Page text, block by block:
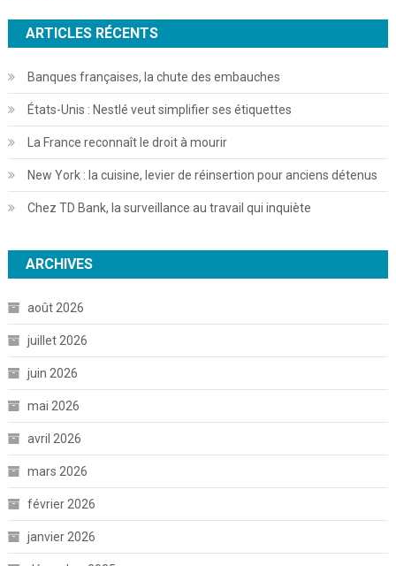
ARTICLES RÉCENTS
Banques françaises, la chute des embauches
États-Unis : Nestlé veut simplifier ses étiquettes
La France reconnaît le droit à mourir
New York : la cuisine, levier de réinsertion pour anciens détenus
Chez TD Bank, la surveillance au travail qui inquiète
ARCHIVES
août 2026
juillet 2026
juin 2026
mai 2026
avril 2026
mars 2026
février 2026
janvier 2026